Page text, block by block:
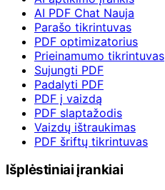
AI PDF Chat Nauja
Parašo tikrintuvas
PDF optimizatorius
Prieinamumo tikrintuvas
Sujungti PDF
Padalyti PDF
PDF į vaizdą
PDF slaptažodis
Vaizdų ištraukimas
PDF šriftų tikrintuvas
Išplėstiniai įrankiai